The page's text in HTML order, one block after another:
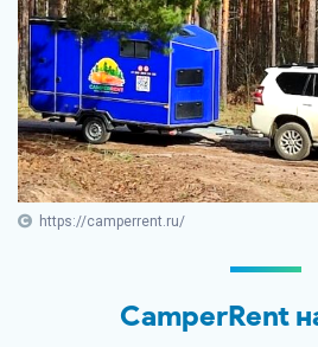
https://camperrent.ru/
CamperRent